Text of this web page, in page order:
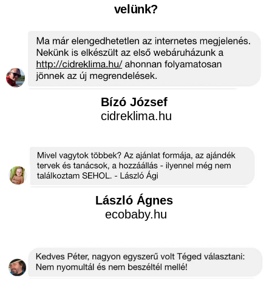
velünk?
Bízó József
cidreklima.hu
László Ágnes
ecobaby.hu